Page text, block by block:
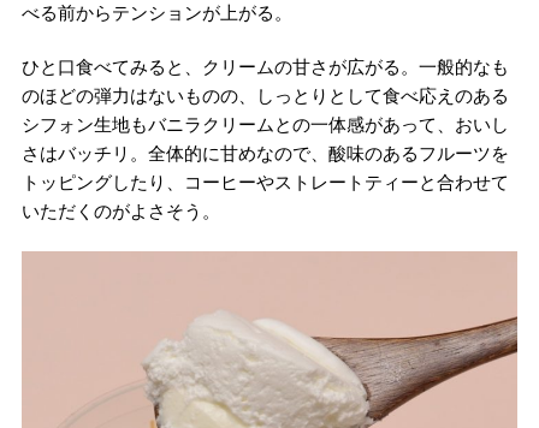
べる前からテンションが上がる。
ひと口食べてみると、クリームの甘さが広がる。一般的なも
のほどの弾力はないものの、しっとりとして食べ応えのある
シフォン生地もバニラクリームとの一体感があって、おいし
さはバッチリ。全体的に甘めなので、酸味のあるフルーツを
トッピングしたり、コーヒーやストレートティーと合わせて
いただくのがよさそう。